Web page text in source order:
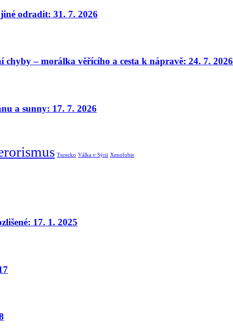
odradit: 31. 7. 2026
– morálka věřícího a cesta k nápravě: 24. 7. 2026
a sunny: 17. 7. 2026
Turecko Válka v Sýrii Xenofobie
17. 1. 2025